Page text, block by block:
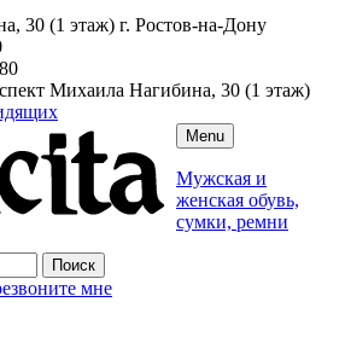
30 (1 этаж) г. Ростов-на-Дону
Михаила Нагибина, 30 (1 этаж)
Menu
Мужская и
женская обувь,
сумки, ремни
мне